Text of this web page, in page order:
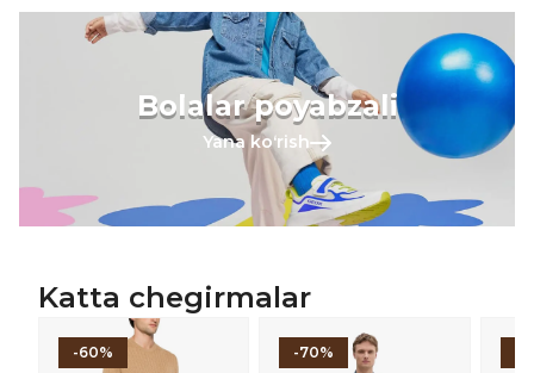
Bolalar poyabzali
Yana koʻrish
Katta chegirmalar
-60% -70%